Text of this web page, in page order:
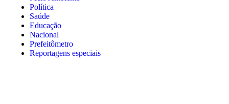
Política
Saúde
Educação
Nacional
Prefeitômetro
Reportagens especiais